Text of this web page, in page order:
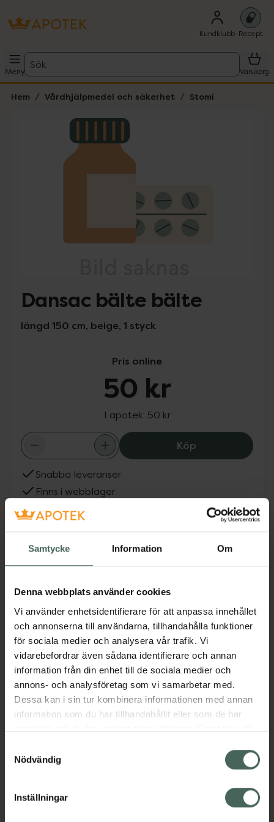
Samtycke Information Om
Denna webbplats använder cookies
Vi använder enhetsidentifierare för att anpassa innehållet
och annonserna till användarna, tillhandahålla funktioner
för sociala medier och analysera vår trafik. Vi
vidarebefordrar även sådana identifierare och annan
information från din enhet till de sociala medier och
annons- och analysföretag som vi samarbetar med.
Dessa kan i sin tur kombinera informationen med annan
information som du har tillhandahållit eller som de har
samlat in när du har använt deras tjänster. Samtycke till
återkalla ditt samtycke via webbplatsens
cookieinställningar. Ett återkallat samtycke påverkar inte
lagligheten av behandling som skett innan återkallelsen.
Nödvändig
Inställningar
Kundklubb Recept
Meny
Sök
Varukorg
Hem Vårdhjälpmedel och säkerhet Stomi
Lista: . Innehåller 1 objekt.
Dansac bälte bälte
längd 150 cm, beige, 1 styck
Pris online
50 kr
I apotek: 50 kr
KöpDansac bälte
Snabba leveranser
Finns i webblager
Aktuella erbjudanden
Beskrivning Dölj
EAN:05709817296846
Kategorier:
MageStomi
Upptäck flera produkter inom
Mage